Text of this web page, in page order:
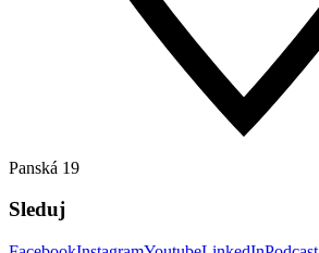
Panská 19
Sleduj